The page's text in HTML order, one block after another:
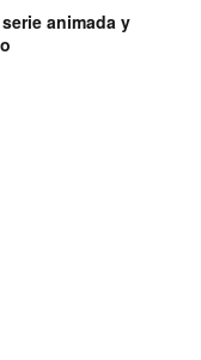
animada y